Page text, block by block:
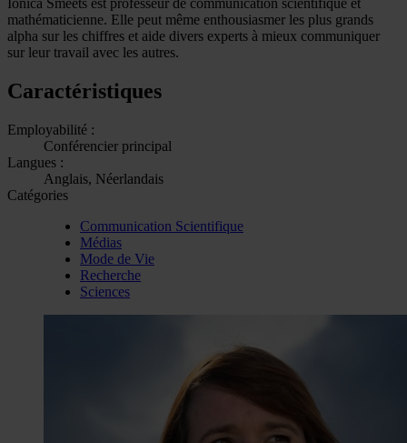
mathématicienne. Elle peut même enthousiasmer les plus grands
alpha sur les chiffres et aide divers experts à mieux communiquer
sur leur travail avec les autres.
Caractéristiques
Employabilité :
Conférencier principal
Langues :
Anglais, Néerlandais
Catégories
Communication Scientifique
Médias
Mode de Vie
Recherche
Sciences